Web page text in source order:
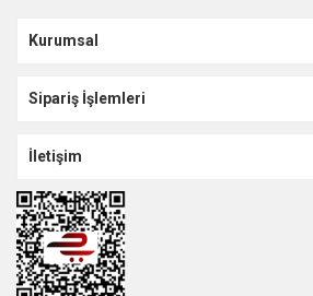
Kurumsal
Sipariş İşlemleri
İletişim